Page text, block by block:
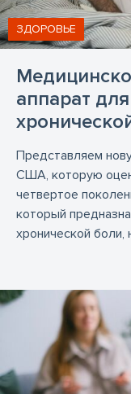
аппарат
ЗДОРОВЬЕ
Представляем
США, которую
четвертое
который
хронической боли,